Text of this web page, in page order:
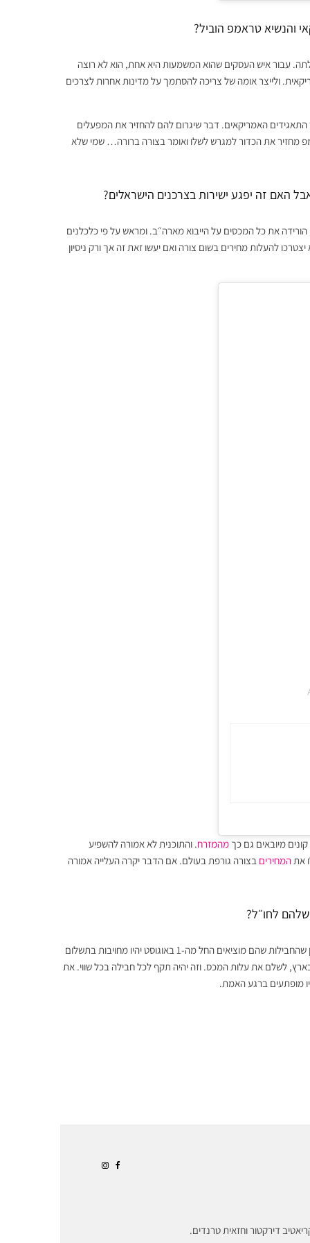
והנשיא טראמפ הוביל?
עבור איש העסקים שהוא המשמעות היא אחת, הוא לא רוצה
ולייצר אומה של צריכה להסתמך על מדינות אחרות לצרכים
התאגידים האמריקאים. דבר שיגרום להם להחזיר את המפעלים
מחזיר את הכדור למגרש לשלו ואומר בצורה ברורה… שמי שלא
האם זה יפגע ישירות בצרכנים הישראלים?
את כל המכסים על הייבוא מארה״ב. ומראש על פי כלכלנים
להעלות מחירים בשום צורה ואם יעשו זאת זה אך ורק ניסיון
מיובאים גם כך מהמזרח. והתוכנית לא אמורה להשפיע
אתהמחירים בצורה גורפת בעולם. אם הדבר יקרה העלייה אמורה
לחו״ל?
. מותגים קטנים שפועלים בישראל צריכים לקחת בחשבון שהחבילות שהם מוציאים החל מה-1 באוגוסט יהיו מחויבות בתשלום
לשלם את עלות המכס. וזה יהיה תקף לכל חבילה בכל שווי. את
מופתעים ברגע האמת.
דירקטור וחזאית טרנדים.